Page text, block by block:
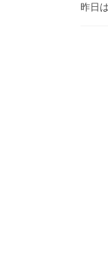
昨日